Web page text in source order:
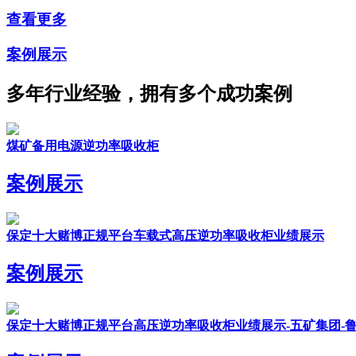
查看更多
案例展示
多年行业经验，拥有多个成功案例
煤矿备用电源逆功率吸收柜
案例展示
保定十大赌博正规平台车载式高压逆功率吸收柜业绩展示
案例展示
保定十大赌博正规平台高压逆功率吸收柜业绩展示-五矿集团-